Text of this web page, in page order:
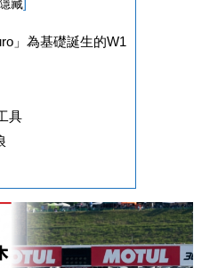
隱藏]
」為基礎誕生的W1
具